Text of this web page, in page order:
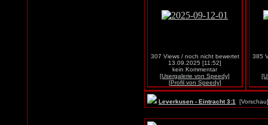
307 Views / noch nicht bewertet
13.09.2025 [11:52]
kein Kommentar
[Usergalerie von Speedy]
[Profil von Speedy]
385
Leverkusen - Eintracht 3:1